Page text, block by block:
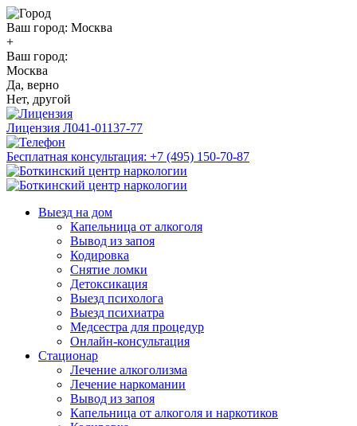
Ваш город: Москва
+
Ваш город:
Москва
Да, верно
Нет, другой
Лицензия Л041-01137-77
Бесплатная консультация: +7 (495) 150-70-87
Выезд на дом
Капельница от алкоголя
Вывод из запоя
Кодировка
Снятие ломки
Детоксикация
Выезд психолога
Выезд психиатра
Медсестра для процедур
Онлайн-консультация
Стационар
Лечение алкоголизма
Лечение наркомании
Вывод из запоя
Капельница от алкоголя и наркотиков